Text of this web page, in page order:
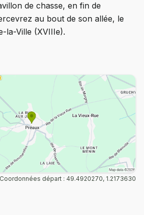
de chasse, en fin de
au bout de son allée, le
la-Ville (XVIIIe).
Coordonnées départ : 49.4920270, 1.2173630